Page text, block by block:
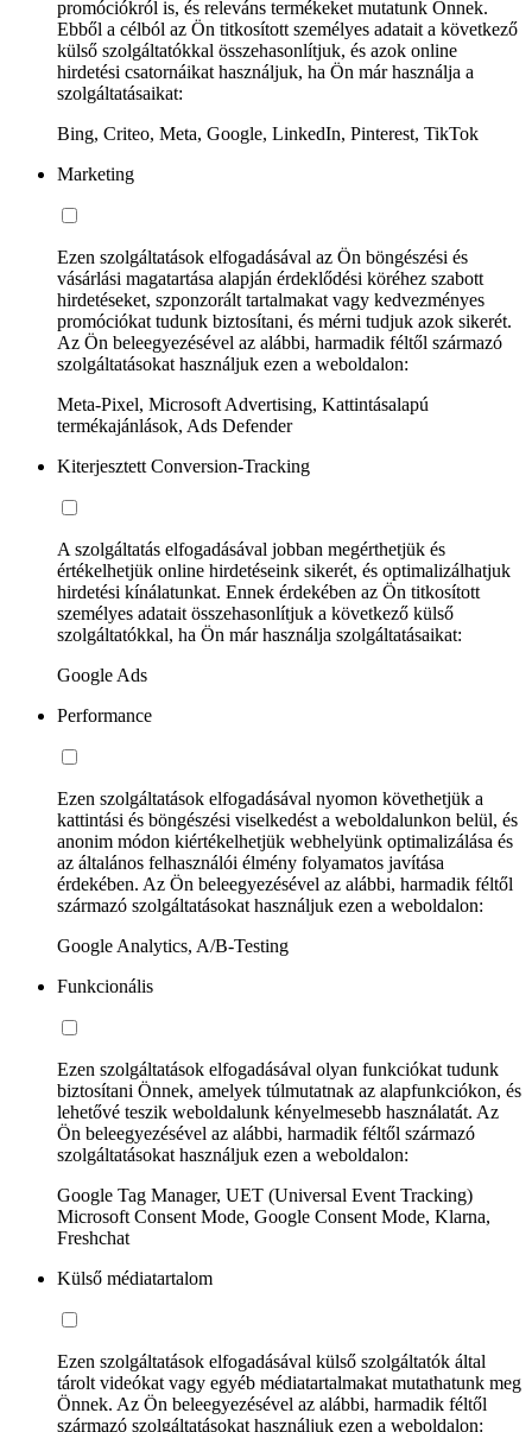
promóciókról is, és releváns termékeket mutatunk Önnek.
Ebből a célból az Ön titkosított személyes adatait a következő
külső szolgáltatókkal összehasonlítjuk, és azok online
hirdetési csatornáikat használjuk, ha Ön már használja a
szolgáltatásaikat:
Bing, Criteo, Meta, Google, LinkedIn, Pinterest, TikTok
Marketing
Ezen szolgáltatások elfogadásával az Ön böngészési és
vásárlási magatartása alapján érdeklődési köréhez szabott
hirdetéseket, szponzorált tartalmakat vagy kedvezményes
promóciókat tudunk biztosítani, és mérni tudjuk azok sikerét.
Az Ön beleegyezésével az alábbi, harmadik féltől származó
szolgáltatásokat használjuk ezen a weboldalon:
Meta-Pixel, Microsoft Advertising, Kattintásalapú
termékajánlások, Ads Defender
Kiterjesztett Conversion-Tracking
A szolgáltatás elfogadásával jobban megérthetjük és
értékelhetjük online hirdetéseink sikerét, és optimalizálhatjuk
hirdetési kínálatunkat. Ennek érdekében az Ön titkosított
személyes adatait összehasonlítjuk a következő külső
szolgáltatókkal, ha Ön már használja szolgáltatásaikat:
Google Ads
Performance
Ezen szolgáltatások elfogadásával nyomon követhetjük a
kattintási és böngészési viselkedést a weboldalunkon belül, és
anonim módon kiértékelhetjük webhelyünk optimalizálása és
az általános felhasználói élmény folyamatos javítása
érdekében. Az Ön beleegyezésével az alábbi, harmadik féltől
származó szolgáltatásokat használjuk ezen a weboldalon:
Google Analytics, A/B-Testing
Funkcionális
Ezen szolgáltatások elfogadásával olyan funkciókat tudunk
biztosítani Önnek, amelyek túlmutatnak az alapfunkciókon, és
lehetővé teszik weboldalunk kényelmesebb használatát. Az
Ön beleegyezésével az alábbi, harmadik féltől származó
szolgáltatásokat használjuk ezen a weboldalon:
Google Tag Manager, UET (Universal Event Tracking)
Microsoft Consent Mode, Google Consent Mode, Klarna,
Freshchat
Külső médiatartalom
Ezen szolgáltatások elfogadásával külső szolgáltatók által
tárolt videókat vagy egyéb médiatartalmakat mutathatunk meg
Önnek. Az Ön beleegyezésével az alábbi, harmadik féltől
származó szolgáltatásokat használjuk ezen a weboldalon: